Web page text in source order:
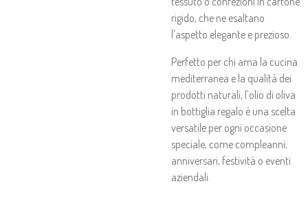
rigido, che ne esaltano
l'aspetto elegante e prezioso.
Perfetto per chi ama la cucina
mediterranea e la qualità dei
prodotti naturali, l'olio di oliva
in bottiglia regalo è una scelta
versatile per ogni occasione
speciale, come compleanni,
anniversari, festività o eventi
aziendali.